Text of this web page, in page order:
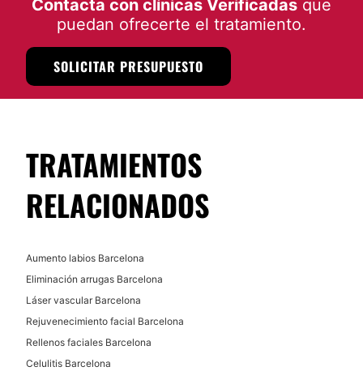
Contacta con clínicas Verificadas que
puedan ofrecerte el tratamiento.
SOLICITAR PRESUPUESTO
TRATAMIENTOS
RELACIONADOS
Aumento labios Barcelona
Eliminación arrugas Barcelona
Láser vascular Barcelona
Rejuvenecimiento facial Barcelona
Rellenos faciales Barcelona
Celulitis Barcelona